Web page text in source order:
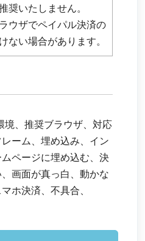
奨いたしません。
ウザでペイパル決済の
ない場合があります。
境、推奨ブラウザ、対応
ーム、埋め込み、イン
ページに埋め込む、決
画面が真っ白、動かな
ホ決済、不具合、